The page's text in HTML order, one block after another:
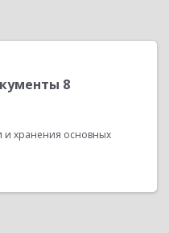
8
и хранения основных